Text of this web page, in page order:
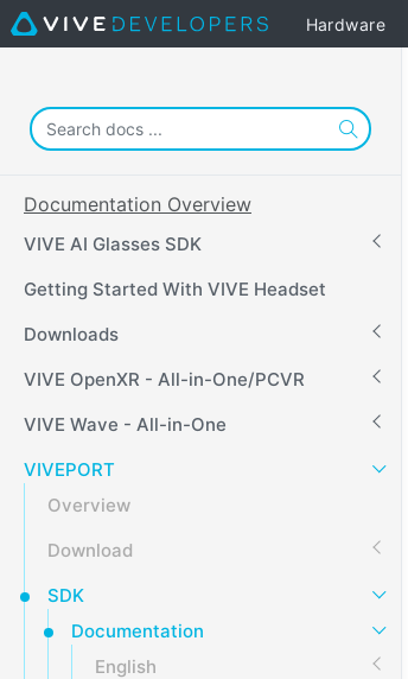
Hardware
Documentation Overview
VIVE AI Glasses SDK
Getting Started With VIVE Headset
Downloads
VIVE OpenXR - All-in-One/PCVR
VIVE Wave - All-in-One
VIVEPORT
Overview
Download
SDK
Documentation
English